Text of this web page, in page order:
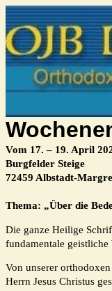
Vom 17. – 19. April
Burgfelder Steige
72459 Albstadt-
Thema: „Über die
Die ganze Heilige
fundamentale
Von unserer
Herrn Jesus Christus